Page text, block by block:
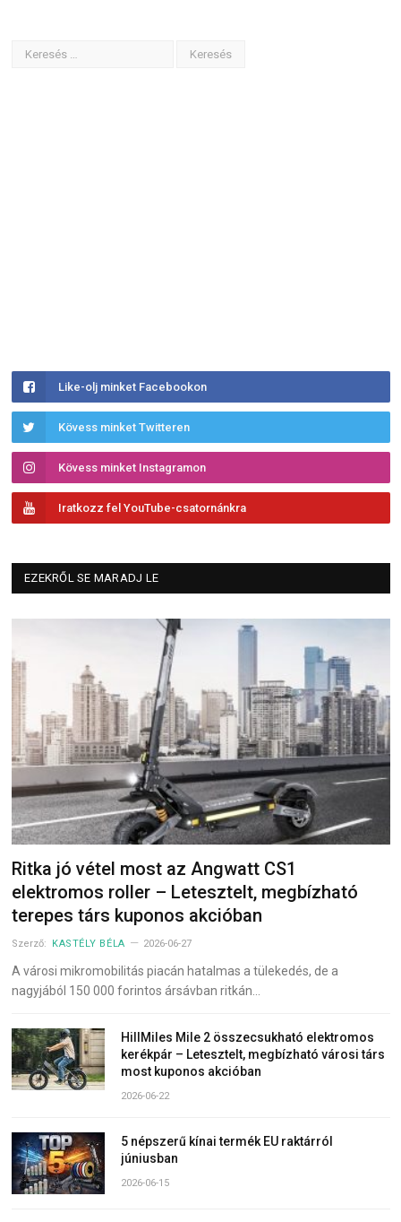
Like-olj minket Facebookon
Kövess minket Twitteren
Kövess minket Instagramon
Iratkozz fel YouTube-csatornánkra
EZEKRŐL SE MARADJ LE
Ritka jó vétel most az Angwatt CS1
elektromos roller – Letesztelt, megbízható
terepes társ kuponos akcióban
Szerző: KASTÉLY BÉLA 2026-06-27
A városi mikromobilitás piacán hatalmas a tülekedés, de a
nagyjából 150 000 forintos ársávban ritkán…
HillMiles Mile 2 összecsukható elektromos
kerékpár – Letesztelt, megbízható városi társ
most kuponos akcióban
2026-06-22
5 népszerű kínai termék EU raktárról
júniusban
2026-06-15